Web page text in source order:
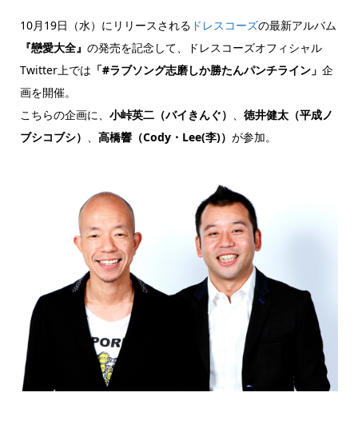
10月19日（水）にリリースされる ドレスコーズの最新アルバム
『戀愛大全』 の発売を記念して、ドレスコーズオフィシャル
Twitter上では 「#ラブソング志磨しか勝たんパンチライン」 企
画を開催。
こちらの企画に、 小峠英二（バイきんぐ） 、 徳井健太（平成ノ
ブシコブシ） 、 高橋響（Cody・Lee(李)） が参加。